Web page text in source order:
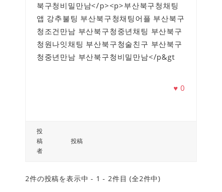
북구청비밀만남</p><p>부산북구청채팅
앱 강추불팅 부산북구청채팅어플 부산북구
청조건만남 부산북구청중년채팅 부산북구
청원나잇채팅 부산북구청술친구 부산북구
청중년만남 부산북구청비밀만남</p&gt
♥0
投
稿
者
投稿
2件の投稿を表示中 - 1 - 2件目 (全2件中)